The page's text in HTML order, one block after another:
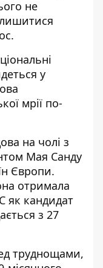
не
у
мрії по-
на чолі з
Мая Санду
Європи.
отримала
як кандидат
з 27
труднощами,